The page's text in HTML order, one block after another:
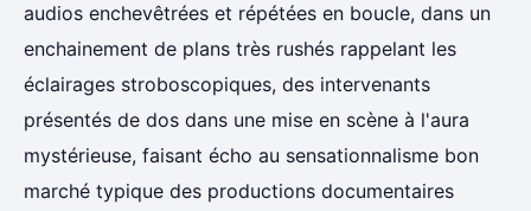
audios enchevêtrées et répétées en boucle, dans un
enchainement de plans très rushés rappelant les
éclairages stroboscopiques, des intervenants
présentés de dos dans une mise en scène à l'aura
mystérieuse, faisant écho au sensationnalisme bon
marché typique des productions documentaires